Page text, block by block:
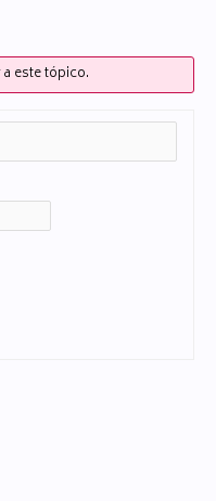
este tópico.